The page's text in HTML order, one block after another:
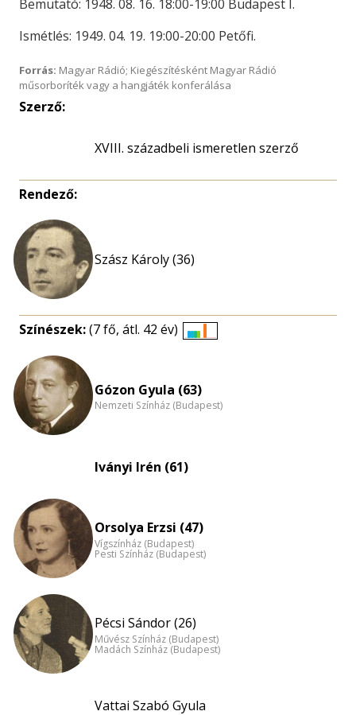
Bemutató: 1948. 08. 16. 18:00-19:00 Budapest I.
Ismétlés: 1949. 04. 19. 19:00-20:00 Petőfi.
Forrás: Magyar Rádió; Kiegészítésként Magyar Rádió
műsorboríték vagy a hangjáték konferálása
Szerző:
XVIII. századbeli ismeretlen szerző
Rendező:
Szász Károly (36)
Színészek:(7 fő, átl. 42 év)
nagyítása
Gózon Gyula (63)
Nemzeti Színház (Budapest)
Iványi Irén (61)
Orsolya Erzsi (47)
Vígszínház (Budapest)
Pesti Színház (Budapest)
Pécsi Sándor (26)
Művész Színház (Budapest)
Madách Színház (Budapest)
Vattai Szabó Gyula